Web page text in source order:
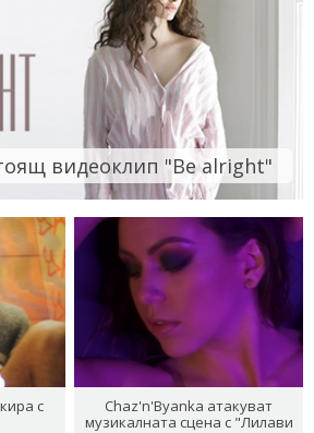
видеоклип "Be alright"
с
Chaz'n'Byanka атакуват
музикалната сцена с "Лилави